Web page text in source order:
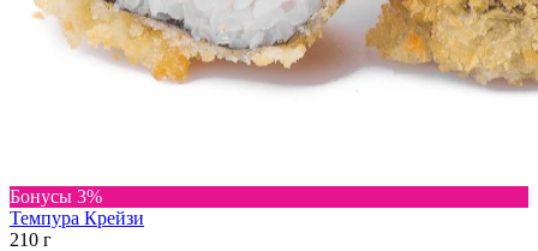
Бонусы 3%
Темпура Крейзи
210 г